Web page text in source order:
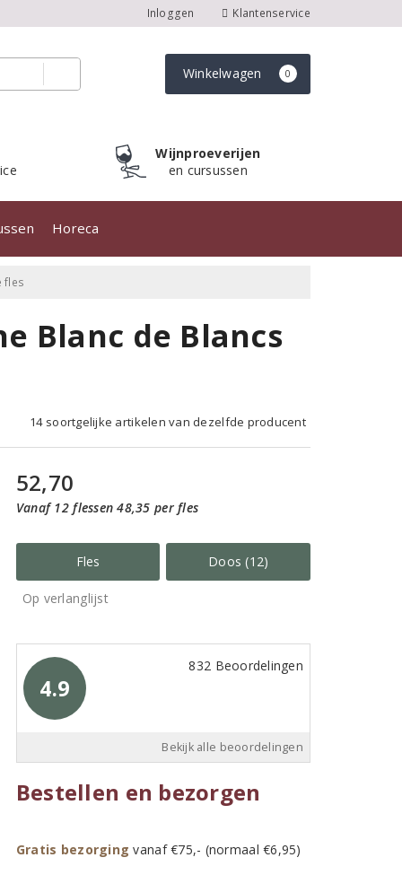
Inloggen Klantenservice
Winkelwagen 0
Wijnproeverijen
en cursussen
Horeca
fles
Blanc de Blancs
14 soortgelijke artikelen van dezelfde producent
52,70
Vanaf 12 flessen 48,35 per fles
Fles Doos (12)
Op verlanglijst
4.9
832 Beoordelingen
Bekijk alle beoordelingen
Bestellen en bezorgen
Gratis bezorging vanaf €75,- (normaal €6,95)